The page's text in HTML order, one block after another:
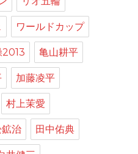
ワールドカップ
2013 亀山耕平
加藤凌平
村上茉愛
治 田中佑典